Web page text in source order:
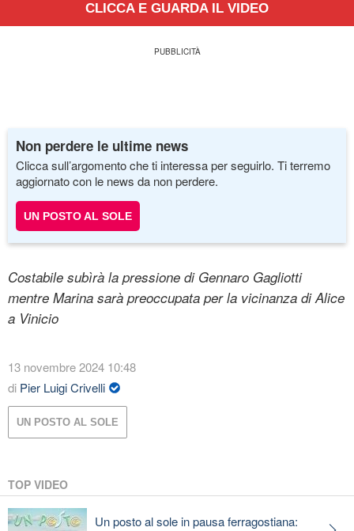
CLICCA E GUARDA IL VIDEO
Non perdere le ultime news
Clicca sull’argomento che ti interessa per seguirlo. Ti terremo
aggiornato con le news da non perdere.
UN POSTO AL SOLE
Costabile subìrà la pressione di Gennaro Gagliotti
mentre Marina sarà preoccupata per la vicinanza di Alice
a Vinicio
13 novembre 2024 10:48
di Pier Luigi Crivelli
UN POSTO AL SOLE
TOP VIDEO
Un posto al sole in pausa ferragostiana: